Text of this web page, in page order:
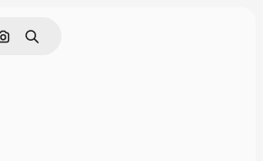
Cerca per immagine
Ricerca